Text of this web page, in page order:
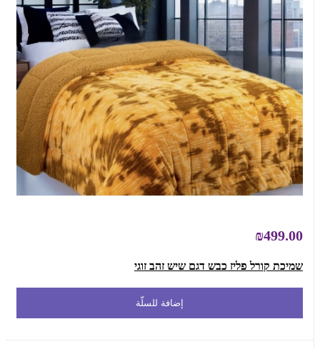
₪499.00
שמיכת קורל פליז כבש דגם שיש זהב זוגי
إضافة للسلّة